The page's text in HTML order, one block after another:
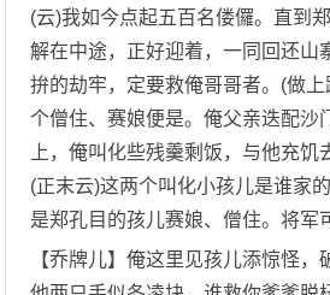
(云)我如今点起五百名偻儸。直到
解在中途，正好迎着，一同回还山
拚的劫牢，定要救俺哥哥者。(做
个僧住、赛娘便是。俺父亲迭配沙
上，俺叫化些残羹剩饭，与他充饥
(正末云)这两个叫化小孩儿是谁家
是郑孔目的孩儿赛娘、僧住。将军
【乔牌儿】俺这里见孩儿添惊怪，